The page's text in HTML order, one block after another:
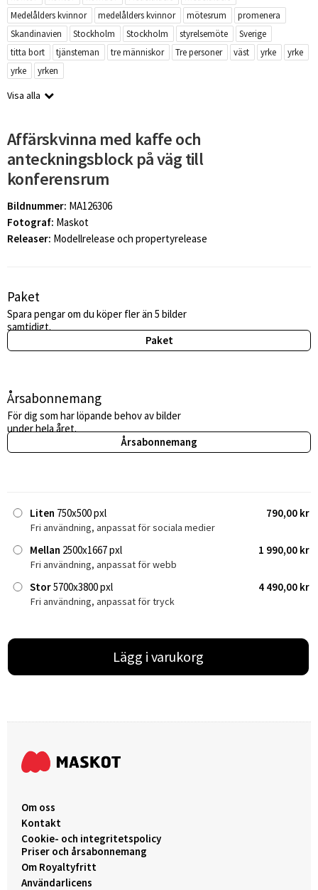
Medelålders kvinnor
medelålders kvinnor mötesrum
promenera
Skandinavien
Stockholm Stockholm styrelsemöte
Sverige
titta bort
tjänsteman tre människor Tre personer väst yrke
yrke
yrke
yrken
Visa alla
Affärskvinna med kaffe och
anteckningsblock på väg till
konferensrum
Bildnummer: MA126306
Fotograf: Maskot
Releaser: Modellrelease och propertyrelease
Paket
Spara pengar om du köper fler än 5 bilder
samtidigt.
Paket
Årsabonnemang
För dig som har löpande behov av bilder
under hela året.
Årsabonnemang
Liten 750x500 pxl 790,00 kr
Fri användning, anpassat för sociala medier
Mellan 2500x1667 pxl 1 990,00 kr
Fri användning, anpassat för webb
Stor5700x3800 pxl 4 490,00 kr
Fri användning, anpassat för tryck
Lägg i varukorg
Om oss
Kontakt
Cookie- och integritetspolicy
Priser och årsabonnemang
Om Royaltyfritt
Användarlicens